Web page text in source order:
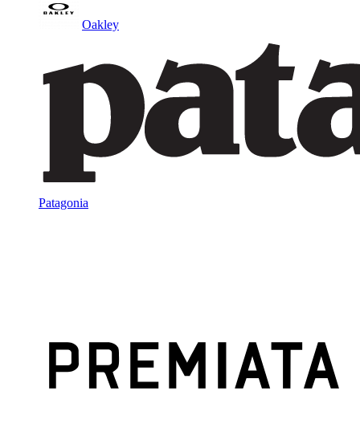
Oakley
Patagonia